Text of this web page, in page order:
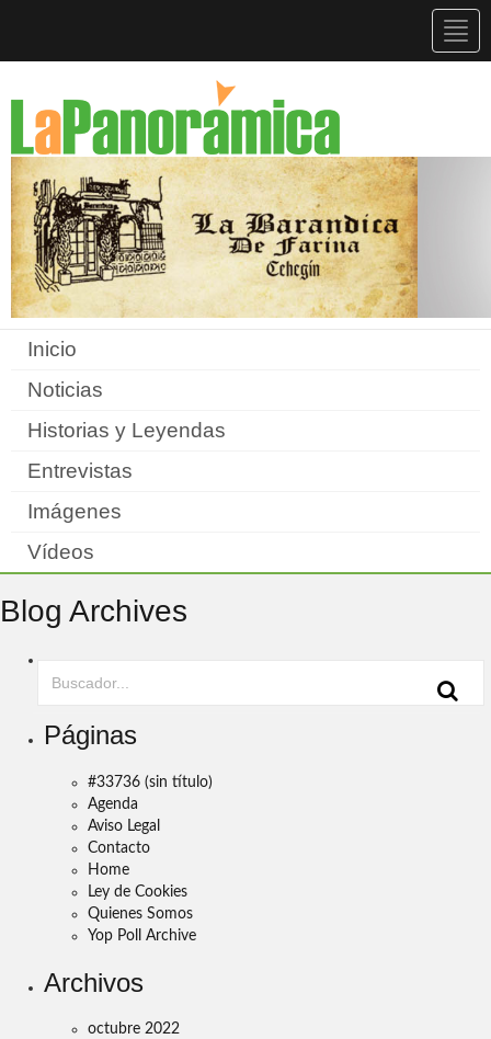
Inicio
Noticias
Historias y Leyendas
Entrevistas
Imágenes
Vídeos
Blog Archives
Páginas
#33736 (sin título)
Agenda
Aviso Legal
Contacto
Home
Ley de Cookies
Quienes Somos
Yop Poll Archive
Archivos
octubre 2022